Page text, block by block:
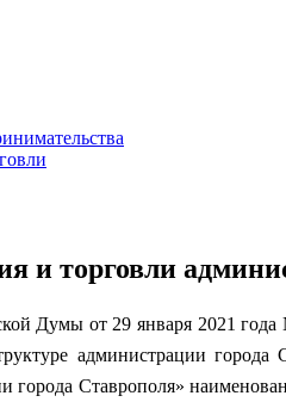
и торговли
Думы от 29 января 2021
администрации
города Ставрополя»